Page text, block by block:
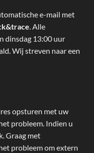
e-mail met
. Alle
dinsdag 13:00 uur
Wij streven naar een
opsturen met uw
probleem. Indien u
Graag met
probleem om extern